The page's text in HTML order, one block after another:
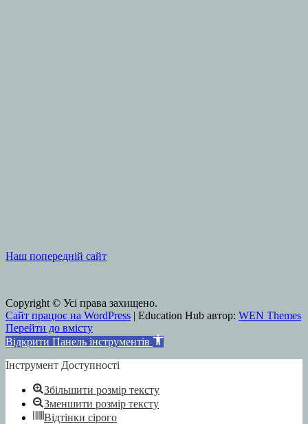
Наш попередній сайт
Copyright © Усі права захищено.
Сайт працює на WordPress | Education Hub автор: WEN Themes
Перейти до вмісту
Відкрити Панель інструментів
Інструмент Доступності
Збільшити розмір тексту
Зменшити розмір тексту
Відтінки сірого